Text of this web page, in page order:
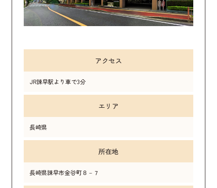
アクセス
JR諫早駅より車で3分
エリア
長崎県
所在地
長崎県諫早市金谷町８－７